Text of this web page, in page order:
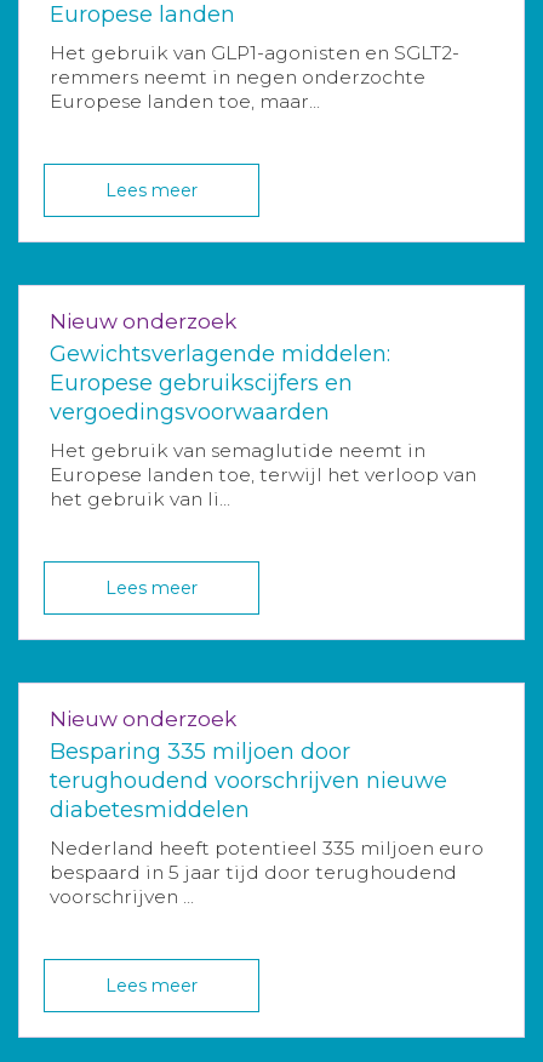
Europese landen
Het gebruik van GLP1-agonisten en SGLT2-
remmers neemt in negen onderzochte
Europese landen toe, maar...
Lees meer
Nieuw onderzoek
Gewichtsverlagende middelen:
Europese gebruikscijfers en
vergoedingsvoorwaarden
Het gebruik van semaglutide neemt in
Europese landen toe, terwijl het verloop van
het gebruik van li...
Lees meer
Nieuw onderzoek
Besparing 335 miljoen door
terughoudend voorschrijven nieuwe
diabetesmiddelen
Nederland heeft potentieel 335 miljoen euro
bespaard in 5 jaar tijd door terughoudend
voorschrijven ...
Lees meer